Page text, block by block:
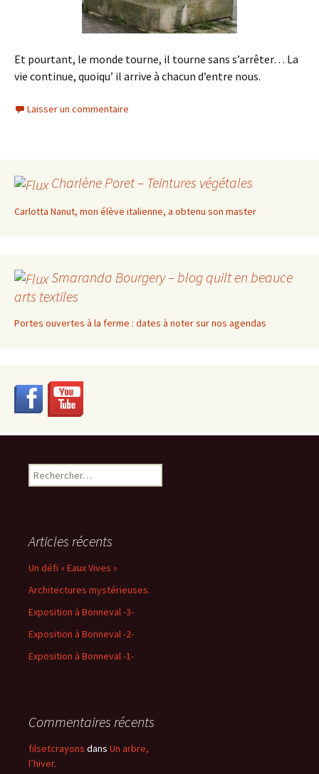
Et pourtant, le monde tourne, il tourne sans s’arrêter… La
vie continue, quoiqu’ il arrive à chacun d’entre nous.
Laisser un commentaire
Charlène Poret – Teintures végétales
Carlotta Nanut, mon élève italienne, a obtenu son master
Smaranda Bourgery – blog quilt en beauce
arts textiles
Portes ouvertes à la ferme : dates à noter sur nos agendas
Rechercher :
Articles récents
Un défi « Eaux Vives »
Architectures mystérieuses.
Exposition à Bonneval -3-
Exposition à Bonneval -2-
Exposition à Bonneval -1-
Commentaires récents
filsetcrayons dans Un arbre,
l’hiver.